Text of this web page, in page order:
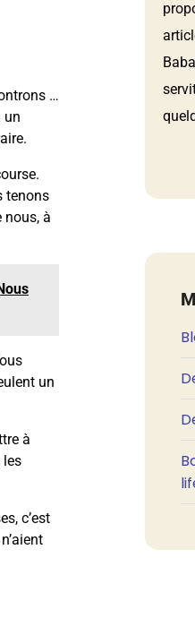
…
un
tenons
nous, à
un
à
les
c’est